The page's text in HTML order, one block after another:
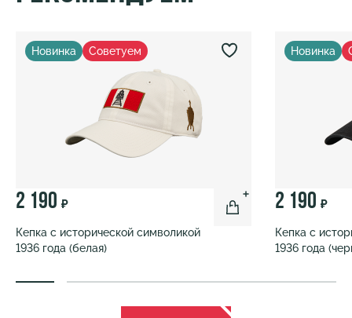
Новинка Советуем
2 190 ₽
Кепка с исторической символикой
1936 года (белая)
Новинка
2 190 ₽
Кепка с
1936 года